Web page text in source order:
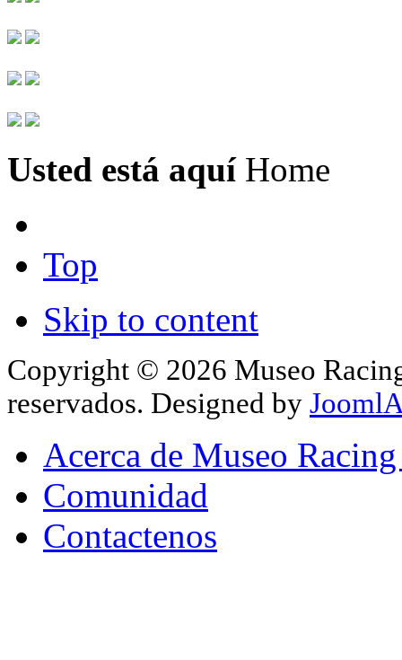
Usted está aquí Home
Top
Skip to content
Copyright © 2026 Museo
reservados. Designed by
Acerca de Museo
Comunidad
Contactenos